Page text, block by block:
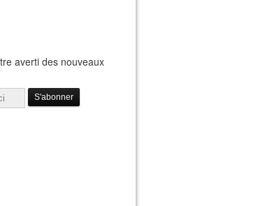
averti des nouveaux